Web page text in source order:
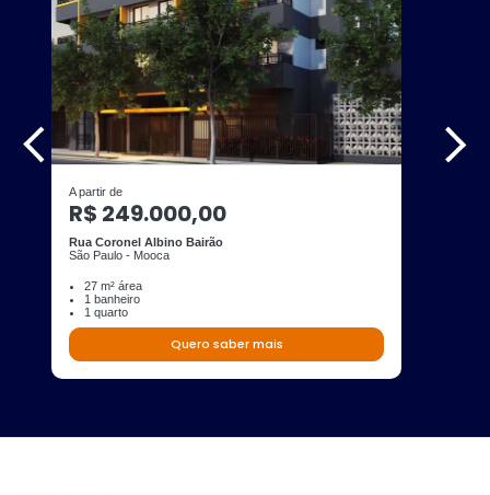
A partir de
R$ 249.000,00
Rua Coronel Albino Bairão
São Paulo - Mooca
27 m² área
1 banheiro
1 quarto
Quero saber mais